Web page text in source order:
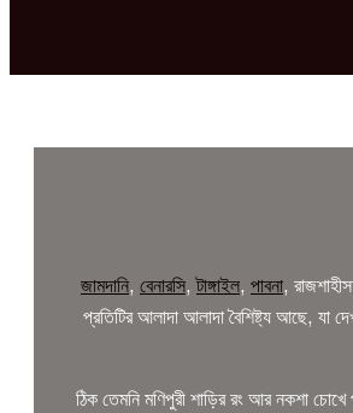
জামদানি, বেনারসি,টাঙ্গাইল, পাবনা,
প্রতিটির আলাদা আলাদা বৈশিষ্ট্য আছে, যা
ঠিক তেমনি মণিপুরী শাড়ির রং আর নকশা